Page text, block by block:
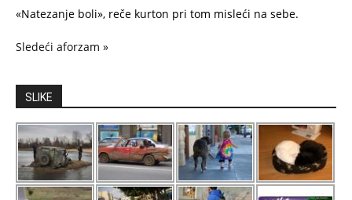
«Natezanje boli», reče kurton pri tom misleći na sebe.
Sledeći aforzam »
SLIKE